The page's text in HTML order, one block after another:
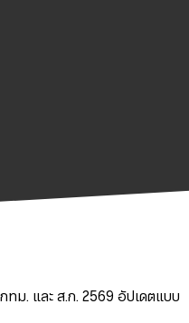
ม. และ ส.ก. 2569 อัปเดตแบบ